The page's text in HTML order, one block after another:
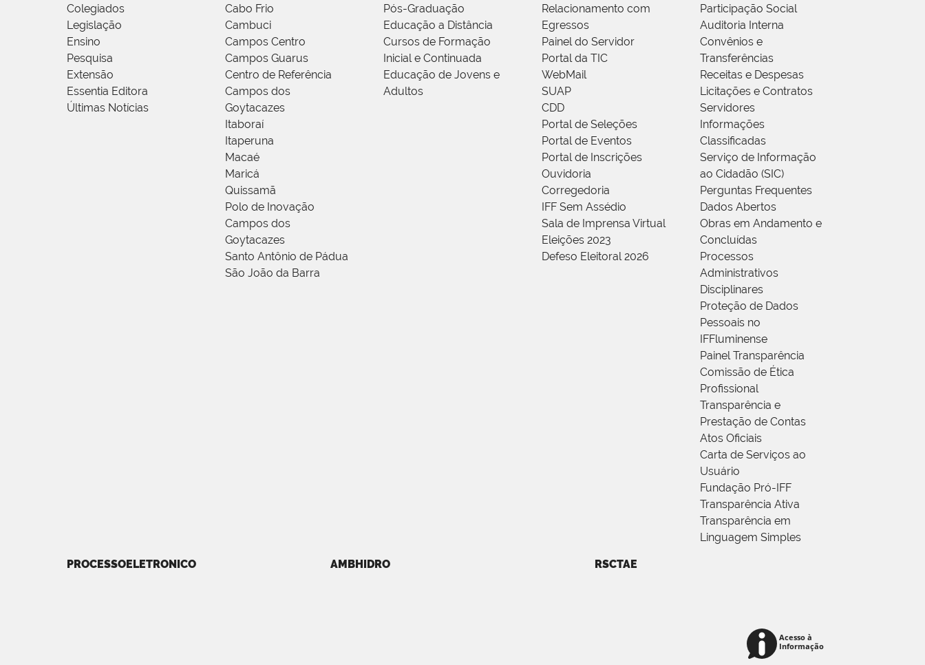
Colegiados
Legislação
Ensino
Pesquisa
Extensão
Essentia Editora
Últimas Notícias
Cabo Frio
Cambuci
Campos Centro
Campos Guarus
Centro de Referência
Campos dos
Goytacazes
Itaboraí
Itaperuna
Macaé
Maricá
Quissamã
Polo de Inovação
Campos dos
Goytacazes
Santo Antônio de Pádua
São João da Barra
Pós-Graduação
Educação a Distância
Cursos de Formação
Inicial e Continuada
Educação de Jovens e
Adultos
Relacionamento com
Egressos
Painel do Servidor
Portal da TIC
WebMail
SUAP
CDD
Portal de Seleções
Portal de Eventos
Portal de Inscrições
Ouvidoria
Corregedoria
IFF Sem Assédio
Sala de Imprensa Virtual
Eleições 2023
Defeso Eleitoral 2026
Participação Social
Auditoria Interna
Convênios e
Transferências
Receitas e Despesas
Licitações e Contratos
Servidores
Informações
Classificadas
Serviço de Informação
ao Cidadão (SIC)
Perguntas Frequentes
Dados Abertos
Obras em Andamento e
Concluídas
Processos
Administrativos
Disciplinares
Proteção de Dados
Pessoais no
IFFluminense
Painel Transparência
Comissão de Ética
Profissional
Transparência e
Prestação de Contas
Atos Oficiais
Carta de Serviços ao
Usuário
Fundação Pró-IFF
Transparência Ativa
Transparência em
Linguagem Simples
PROCESSOELETRONICO AMBHIDRO RSCTAE